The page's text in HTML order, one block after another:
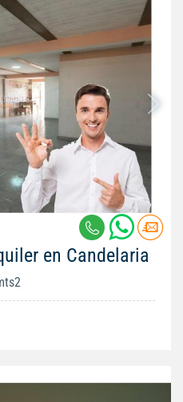
en Candelaria